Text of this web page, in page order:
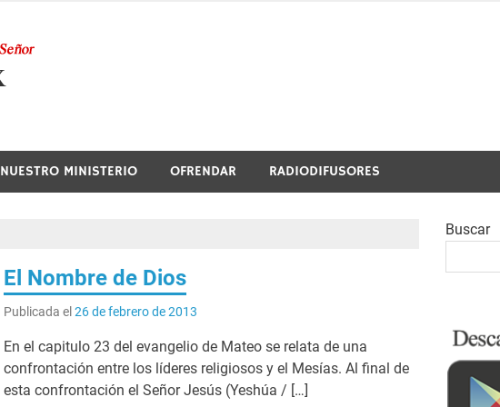
NUESTRO MINISTERIO OFRENDAR RADIODIFUSORES
El Nombre de Dios
Publicada el26 de febrero de 2013
En el capitulo 23 del evangelio de Mateo se relata de una
confrontación entre los líderes religiosos y el Mesías. Al final de
esta confrontación el Señor Jesús (Yeshúa / […]
Buscar